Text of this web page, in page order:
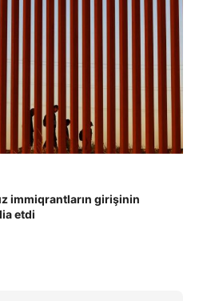
immiqrantların girişinin
etdi